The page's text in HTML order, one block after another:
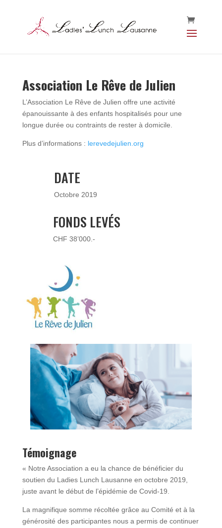
Association Le Rêve de Julien
L’Association Le Rêve de Julien offre une activité
épanouissante à des enfants hospitalisés pour une
longue durée ou contraints de rester à domicile.
Plus d’informations : lerevedejulien.org
DATE
Octobre 2019
FONDS LEVÉS
CHF 38’000.-
Témoignage
« Notre Association a eu la chance de bénéficier du
soutien du Ladies Lunch Lausanne en octobre 2019,
juste avant le début de l’épidémie de Covid-19.
La magnifique somme récoltée grâce au Comité et à la
générosité des participantes nous a permis de continuer